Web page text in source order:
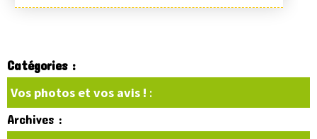
Catégories :
Vos photos et vos avis ! :
Archives :